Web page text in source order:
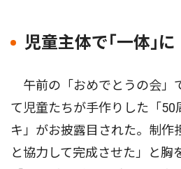
児童主体で｢一体｣に
午前の「おめでとうの会」
て児童たちが手作りした「50
キ」がお披露目された。制作
と協力して完成させた」と胸